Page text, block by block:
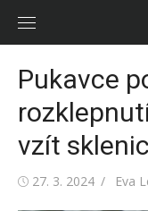
Pukavce
vzít
Posted
27. 3. 2024 Eva